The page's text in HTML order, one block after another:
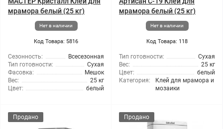
мрамора белый (25 кг)
Нет в наличии
Код Товара: 5816
Сезонность:
Всесезонная
Тип готовности:
Сухая
Фасовка:
Мешок
Вес:
25 кг
Цвет:
белый
мрамора белый (25 кг)
Нет в наличии
Код Товара: 118
Тип готовности:
Сухая
Вес:
25 кг
Цвет:
белый
Категория:
Клей для мрамора и
мозаики
Продано Продано